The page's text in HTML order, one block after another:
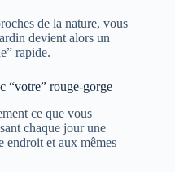
de la nature, vous
devient alors un
rapide.
“votre” rouge-gorge
ce que vous
chaque jour une
endroit et aux mêmes